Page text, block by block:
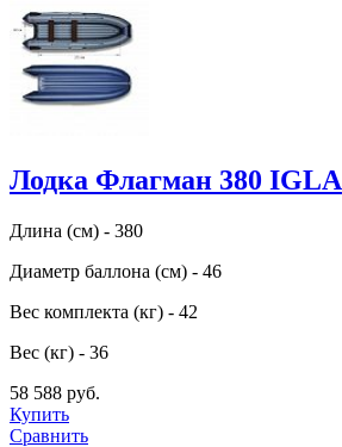
Лодка Флагман 380 IGLA
Длина (см) - 380
Диаметр баллона (см) - 46
Вес комплекта (кг) - 42
Вес (кг) - 36
58 588 руб.
Купить
Сравнить